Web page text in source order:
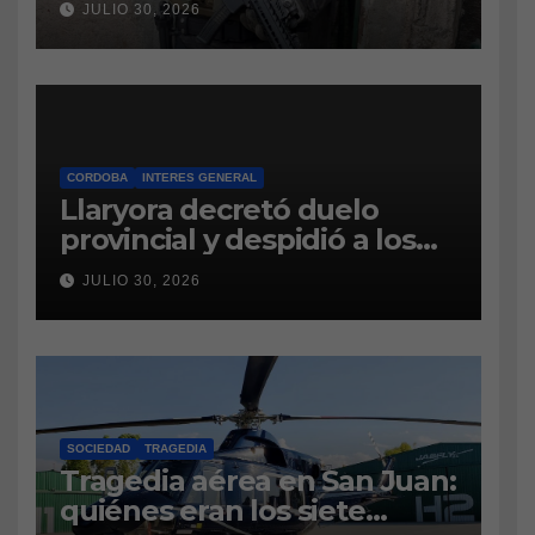
RELACIONADO CON UNA
CAUSA DE DROGAS EN LA
CÁRCEL DE BOUWER
JULIO 30, 2026
CORDOBA INTERES GENERAL
Llaryora decretó duelo
provincial y despidió a los
bomberos cordobeses
fallecidos en la tragedia
aérea de San Juan
JULIO 30, 2026
SOCIEDAD TRAGEDIA
Tragedia aérea en San Juan:
quiénes eran los siete